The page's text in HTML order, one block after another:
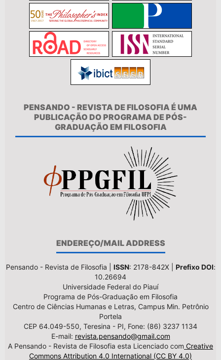
PENSANDO - REVISTA DE FILOSOFIA É UMA
PUBLICAÇÃO DO PROGRAMA DE PÓS-
GRADUAÇÃO EM FILOSOFIA
ENDEREÇO/MAIL ADDRESS
Pensando - Revista de Filosofia | ISSN: 2178-842X | Prefixo DOI:
10.26694
Universidade Federal do Piauí
Programa de Pós-Graduação em Filosofia
Centro de Ciências Humanas e Letras, Campus Min. Petrônio
Portela
CEP 64.049-550, Teresina - PI, Fone: (86) 3237 1134
E-mail: revista.pensando@gmail.com
A Pensando - Revista de Filosofia esta Licenciado com Creative
Commons Attribution 4.0 International (CC BY 4.0)